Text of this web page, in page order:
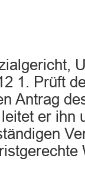
1. Prüft
Antrag
er ihn